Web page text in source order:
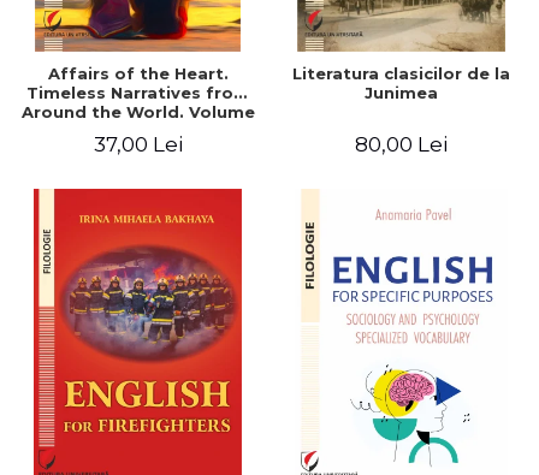
Affairs of the Heart.
Timeless Narratives from
Around the World. Volume
37,00 Lei
Literatura clasicilor de la
Junimea
80,00 Lei